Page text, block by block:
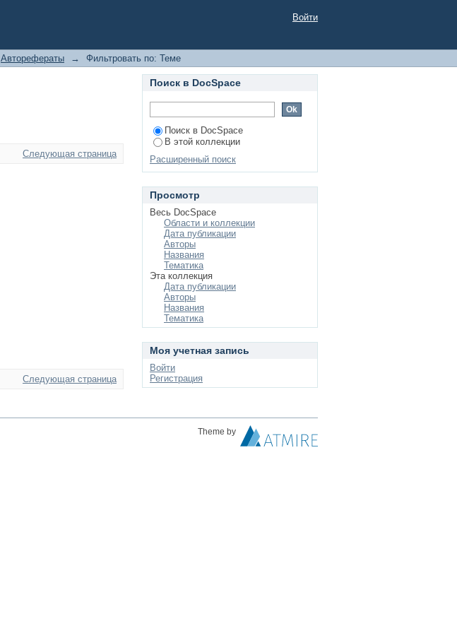
Войти
Авторефераты → Фильтровать по: Теме
Следующая страница
Следующая страница
Поиск в DocSpace
Поиск в DocSpace
В этой коллекции
Расширенный поиск
Просмотр
Весь DocSpace
Области и коллекции
Дата публикации
Авторы
Названия
Тематика
Эта коллекция
Дата публикации
Авторы
Названия
Тематика
Моя учетная запись
Войти
Регистрация
Theme by